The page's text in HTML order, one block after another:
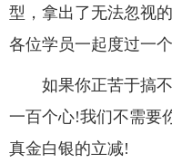
型，拿出了无法忽视
各位学员一起度过一
如果你正苦于搞不
一百个心!我们不需要
真金白银的立减!